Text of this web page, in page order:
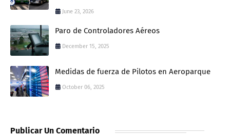
June 23, 2026
Paro de Controladores Aéreos
December 15, 2025
Medidas de fuerza de Pilotos en Aeroparque
October 06, 2025
Publicar Un Comentario